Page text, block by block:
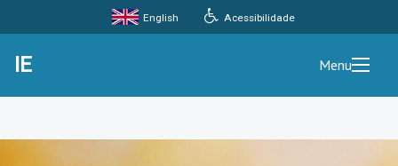
Acessibilidade
English
IE Menu